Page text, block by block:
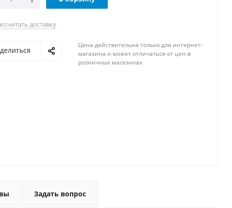
доставку
Цена действительна только для интернет-
магазина и может отличаться от цен в
розничных магазинах
Задать вопрос